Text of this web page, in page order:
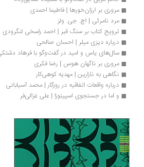
مروری بر ارزان‌خورها | فاطیما احمدی
مرد نامرئی | اچ. جی. ولز
ترویج کتاب بر سنگ قبر | احمد راسخی لنگرودی
درباره دیزی میلر | احسان صالحی
سال‌های یاس و امید در گفت‌وگو با فرهاد دشتکی‌نیا
مروری بر ناگهان هوس | رضا فکری
نگاهی به نازارین | مهدیه کوهی‌کار
درباره واقعات اتفاقیه در روزگار | محمد آسیابانی
و اما در جستجوی اسپینوزا | علی غزالی‌فر